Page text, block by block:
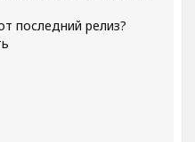
последний релиз?